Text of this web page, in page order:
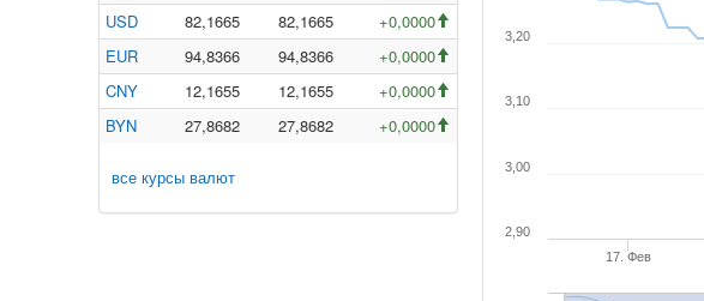
USD
82,1665 82,1665
+0,0000
EUR
94,8366 94,8366
+0,0000
CNY
12,1655 12,1655
+0,0000
BYN
27,8682 27,8682 +0,0000
все курсы валют
17. Фев
2,90
3,00
3,10
3,20